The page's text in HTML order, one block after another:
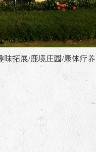
味拓展/鹿境庄园/康体疗养